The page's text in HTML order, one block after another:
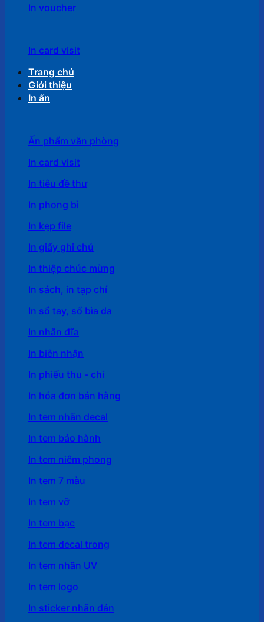
In voucher
In card visit
Trang chủ
Giới thiệu
In ấn
Ấn phẩm văn phòng
In card visit
In tiêu đề thư
In phong bì
In kẹp file
In giấy ghi chú
In thiệp chúc mừng
In sách, in tạp chí
In sổ tay, sổ bìa da
In nhãn đĩa
In biên nhận
In phiếu thu - chi
In hóa đơn bán hàng
In tem nhãn decal
In tem bảo hành
In tem niêm phong
In tem 7 màu
In tem vỡ
In tem bạc
In tem decal trong
In tem nhãn UV
In tem logo
In sticker nhãn dán